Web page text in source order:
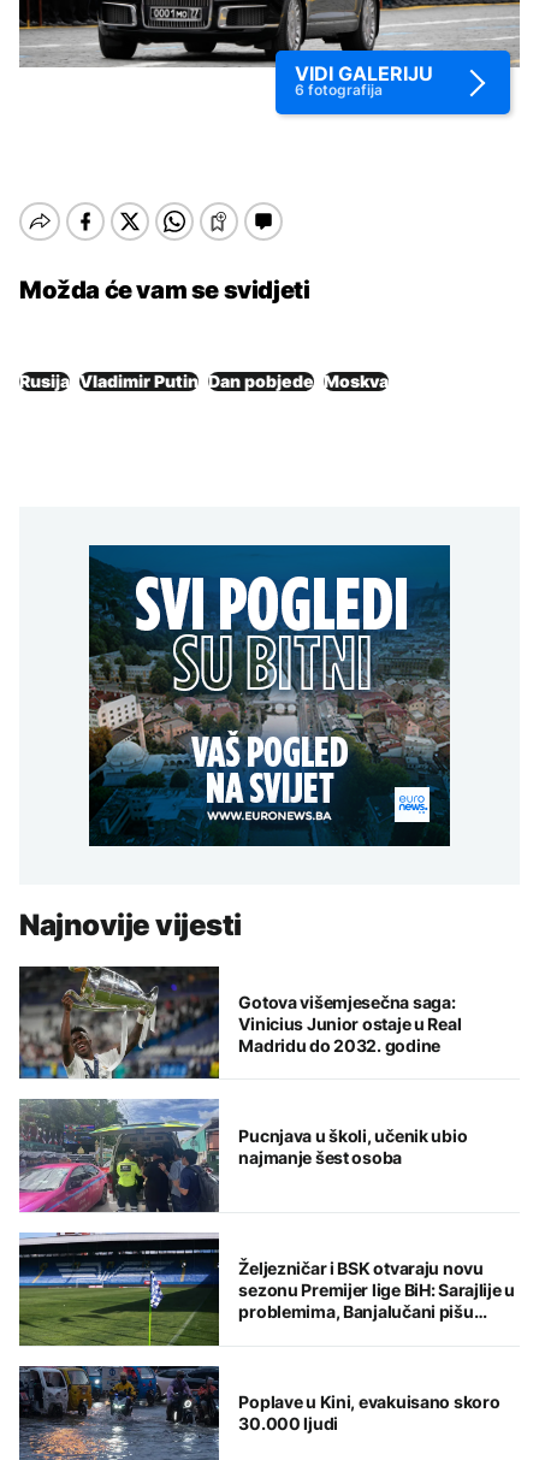
VIDI GALERIJU
6 fotografija
Možda će vam se svidjeti
Rusija Vladimir Putin Dan pobjede Moskva
Najnovije vijesti
Gotova višemjesečna saga:
Vinicius Junior ostaje u Real
Madridu do 2032. godine
Pucnjava u školi, učenik ubio
najmanje šest osoba
Željezničar i BSK otvaraju novu
sezonu Premijer lige BiH: Sarajlije u
problemima, Banjalučani pišu
Poplave u Kini, evakuisano skoro
30.000 ljudi